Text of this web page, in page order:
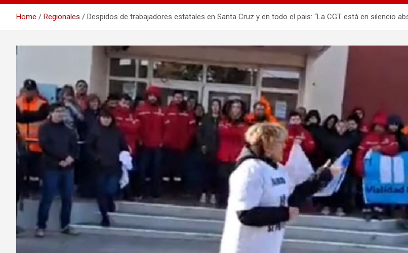
Home Regionales Despidos de trabajadores estatales en Santa Cruz y en todo el pais: “La CGT está en silencio